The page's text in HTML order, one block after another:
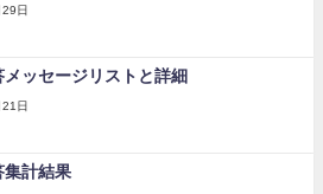
日
ッセージリストと詳細
日
集計結果